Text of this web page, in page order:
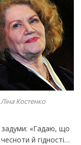
Ліна Костенко
«Гадаю, що
й гідності…